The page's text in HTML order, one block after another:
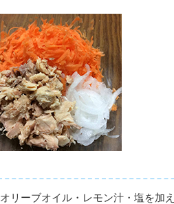
オリーブオイル・レモン汁・塩を加